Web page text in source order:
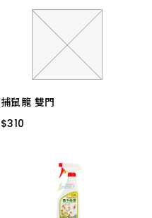
捕鼠籠 雙門
$310
$310